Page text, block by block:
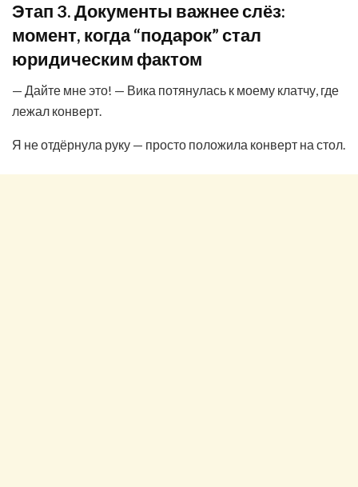
Этап 3. Документы важнее слёз:
момент, когда “подарок” стал
юридическим фактом
— Дайте мне это! — Вика потянулась к моему клатчу, где
лежал конверт.
Я не отдёрнула руку — просто положила конверт на стол.